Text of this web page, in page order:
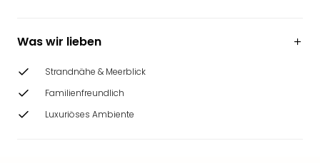
Was wir lieben
Strandnähe & Meerblick
Familienfreundlich
Luxuriöses Ambiente